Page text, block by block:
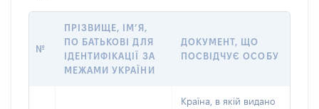
№
ПРІЗВИЩЕ, ІМ’Я,
ПО БАТЬКОВІ ДЛЯ
ІДЕНТИФІКАЦІЇ ЗА
МЕЖАМИ УКРАЇНИ
ДОКУМЕНТ, ЩО
ПОСВІДЧУЄ ОСОБУ
Країна, в якій видано